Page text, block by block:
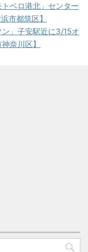
ベロ港北」センター
市都筑区】
」子安駅近に3/15オ
奈川区】